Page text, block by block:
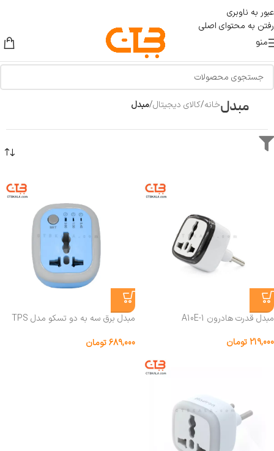
عبور به ناوبری
رفتن به محتوای اصلی
منو
مبدلخانه/کالای دیجیتال/مبدل
مبدل قدرت هادرون A10E-1
219,000تومان
مبدل برق سه به دو تسکو مدل TPS
689,000تومان